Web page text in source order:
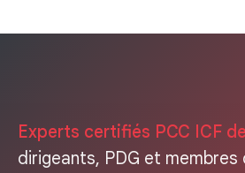
Experts certifiés PCC ICF
dirigeants, PDG et